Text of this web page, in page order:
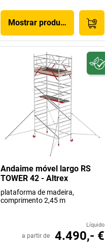
Mostrar produto
Andaime móvel largo RS
TOWER 42 - Altrex
plataforma de madeira,
comprimento 2,45 m
Líquido
a partir de 4.490,- €